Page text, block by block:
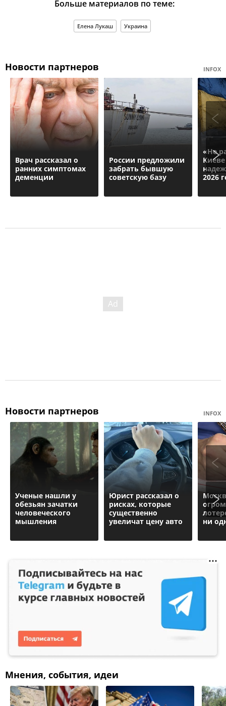
Больше материалов по теме:
Елена Лукаш Украина
Новости партнеров INFOX
Врач рассказал о
ранних симптомах
деменции
России предложили
забрать бывшую
советскую базу
«Не
2026
Новости партнеров INFOX
Ученые нашли у
обезьян зачатки
человеческого
мышления
Юрист рассказал о
рисках, которые
существенно
увеличат цену авто
ни
Мнения, события, идеи